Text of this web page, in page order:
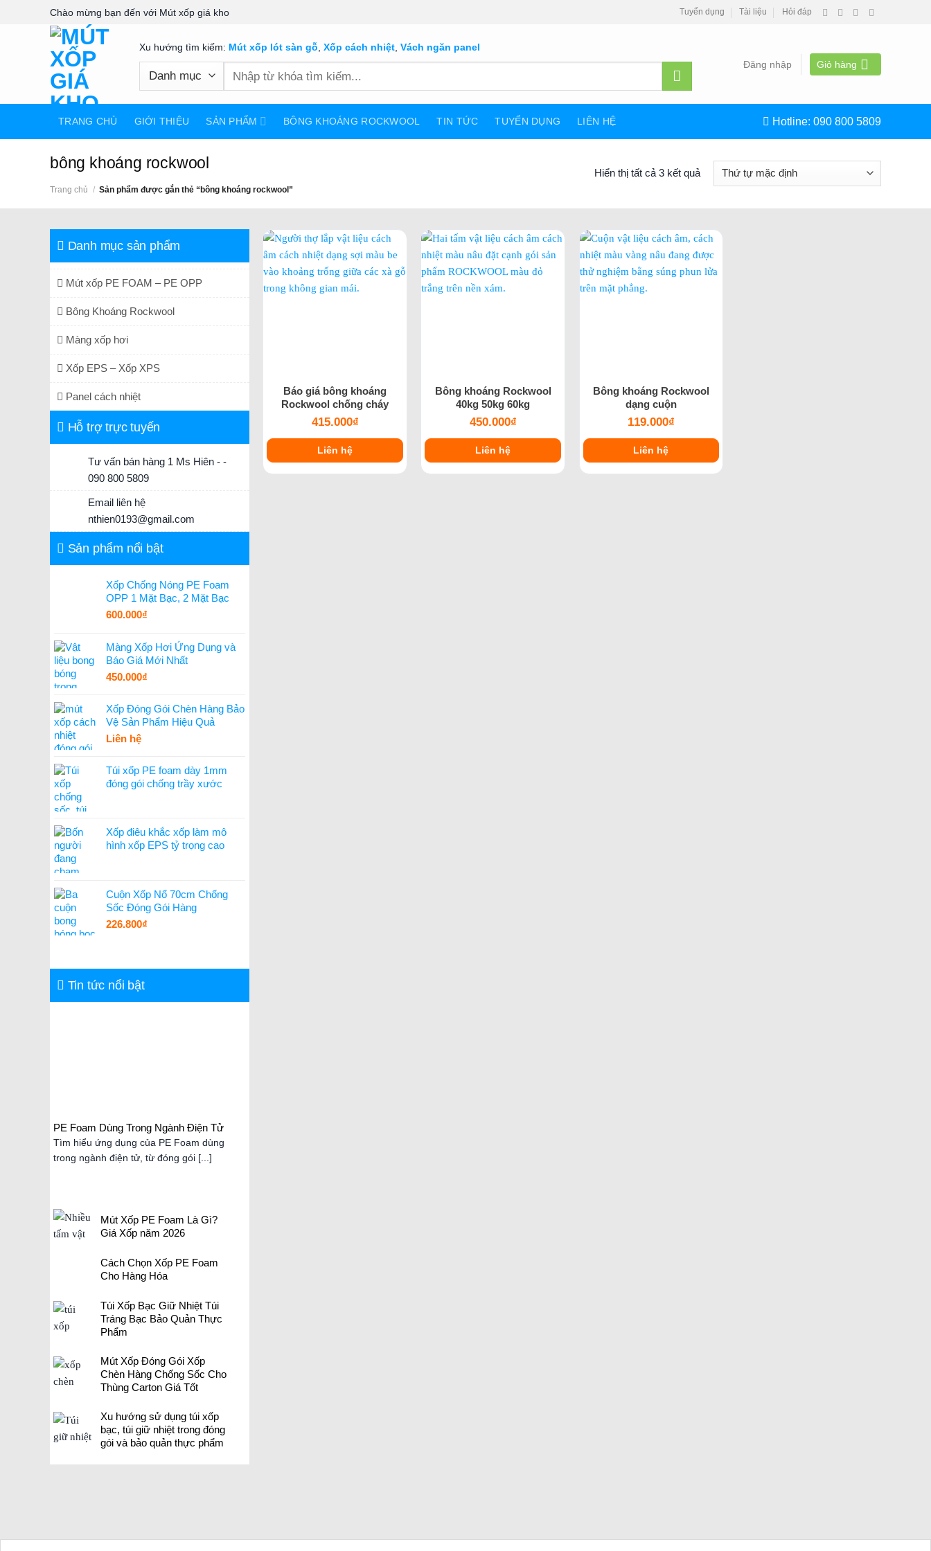
Chào mừng bạn đến với Mút xốp giá kho Tuyển dụng Tài liệu Hỏi đáp
Xu hướng tìm kiếm: Mút xốp lót sàn gỗ Xốp cách nhiệt, Vách ngăn panel
Tìm
Đăng nhập Giỏ hàng
TRANG CHỦ GIỚI THIỆU SẢN PHẨM BÔNG KHOÁNG ROCKWOOL TIN TỨC TUYỂN DỤNG LIÊN HỆ Hotline: 090 800 5809
bông khoáng rockwool
Trang chủ / Sản phẩm được gắn thẻ “bông khoáng rockwool”
Hiển thị tất cả 3 kết quả
Danh mục sản phẩm
Mút xốp PE FOAM – PE OPP
Bông Khoáng Rockwool
Màng xốp hơi
Xốp EPS – Xốp XPS
Panel cách nhiệt
Hỗ trợ trực tuyến
Tư vấn bán hàng 1 Ms Hiên - -
090 800 5809
Email liên hệ
nthien0193@gmail.com
Sản phẩm nổi bật
Xốp Chống Nóng PE Foam
OPP 1 Mặt Bạc, 2 Mặt Bạc
600.000₫
Màng Xốp Hơi Ứng Dụng và
Báo Giá Mới Nhất
450.000₫
Xốp Đóng Gói Chèn Hàng Bảo
Vệ Sản Phẩm Hiệu Quả
Liên hệ
Túi xốp PE foam dày 1mm
đóng gói chống trầy xước
Xốp điêu khắc xốp làm mô
hình xốp EPS tỷ trọng cao
Cuộn Xốp Nổ 70cm Chống
Sốc Đóng Gói Hàng
226.800₫
Tin tức nổi bật
PE Foam Dùng Trong Ngành Điện Tử
Tìm hiểu ứng dụng của PE Foam dùng
trong ngành điện tử, từ đóng gói [...]
Mút Xốp PE Foam Là Gì?
Giá Xốp năm 2026
Cách Chọn Xốp PE Foam
Cho Hàng Hóa
Túi Xốp Bạc Giữ Nhiệt Túi
Tráng Bạc Bảo Quản Thực
Phẩm
Mút Xốp Đóng Gói Xốp
Chèn Hàng Chống Sốc Cho
Thùng Carton Giá Tốt
Xu hướng sử dụng túi xốp
bạc, túi giữ nhiệt trong đóng
gói và bảo quản thực phẩm
Báo giá bông khoáng
Rockwool chống cháy
415.000₫
Liên hệ
Bông khoáng Rockwool
40kg 50kg 60kg
450.000₫
Liên hệ
Bông khoáng Rockwool
dạng cuộn
119.000₫
Liên hệ